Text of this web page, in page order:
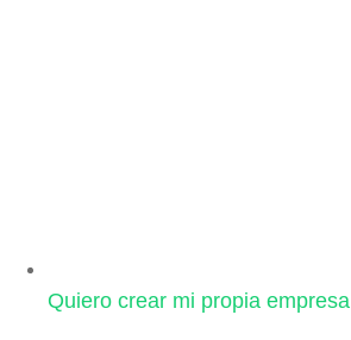
Quiero crear mi propia empresa